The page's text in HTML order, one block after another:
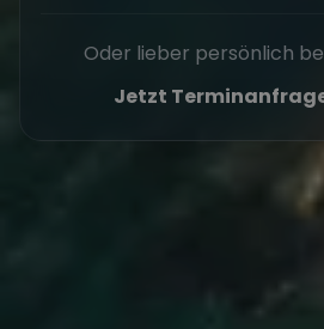
Oder lieber persönlich
Jetzt